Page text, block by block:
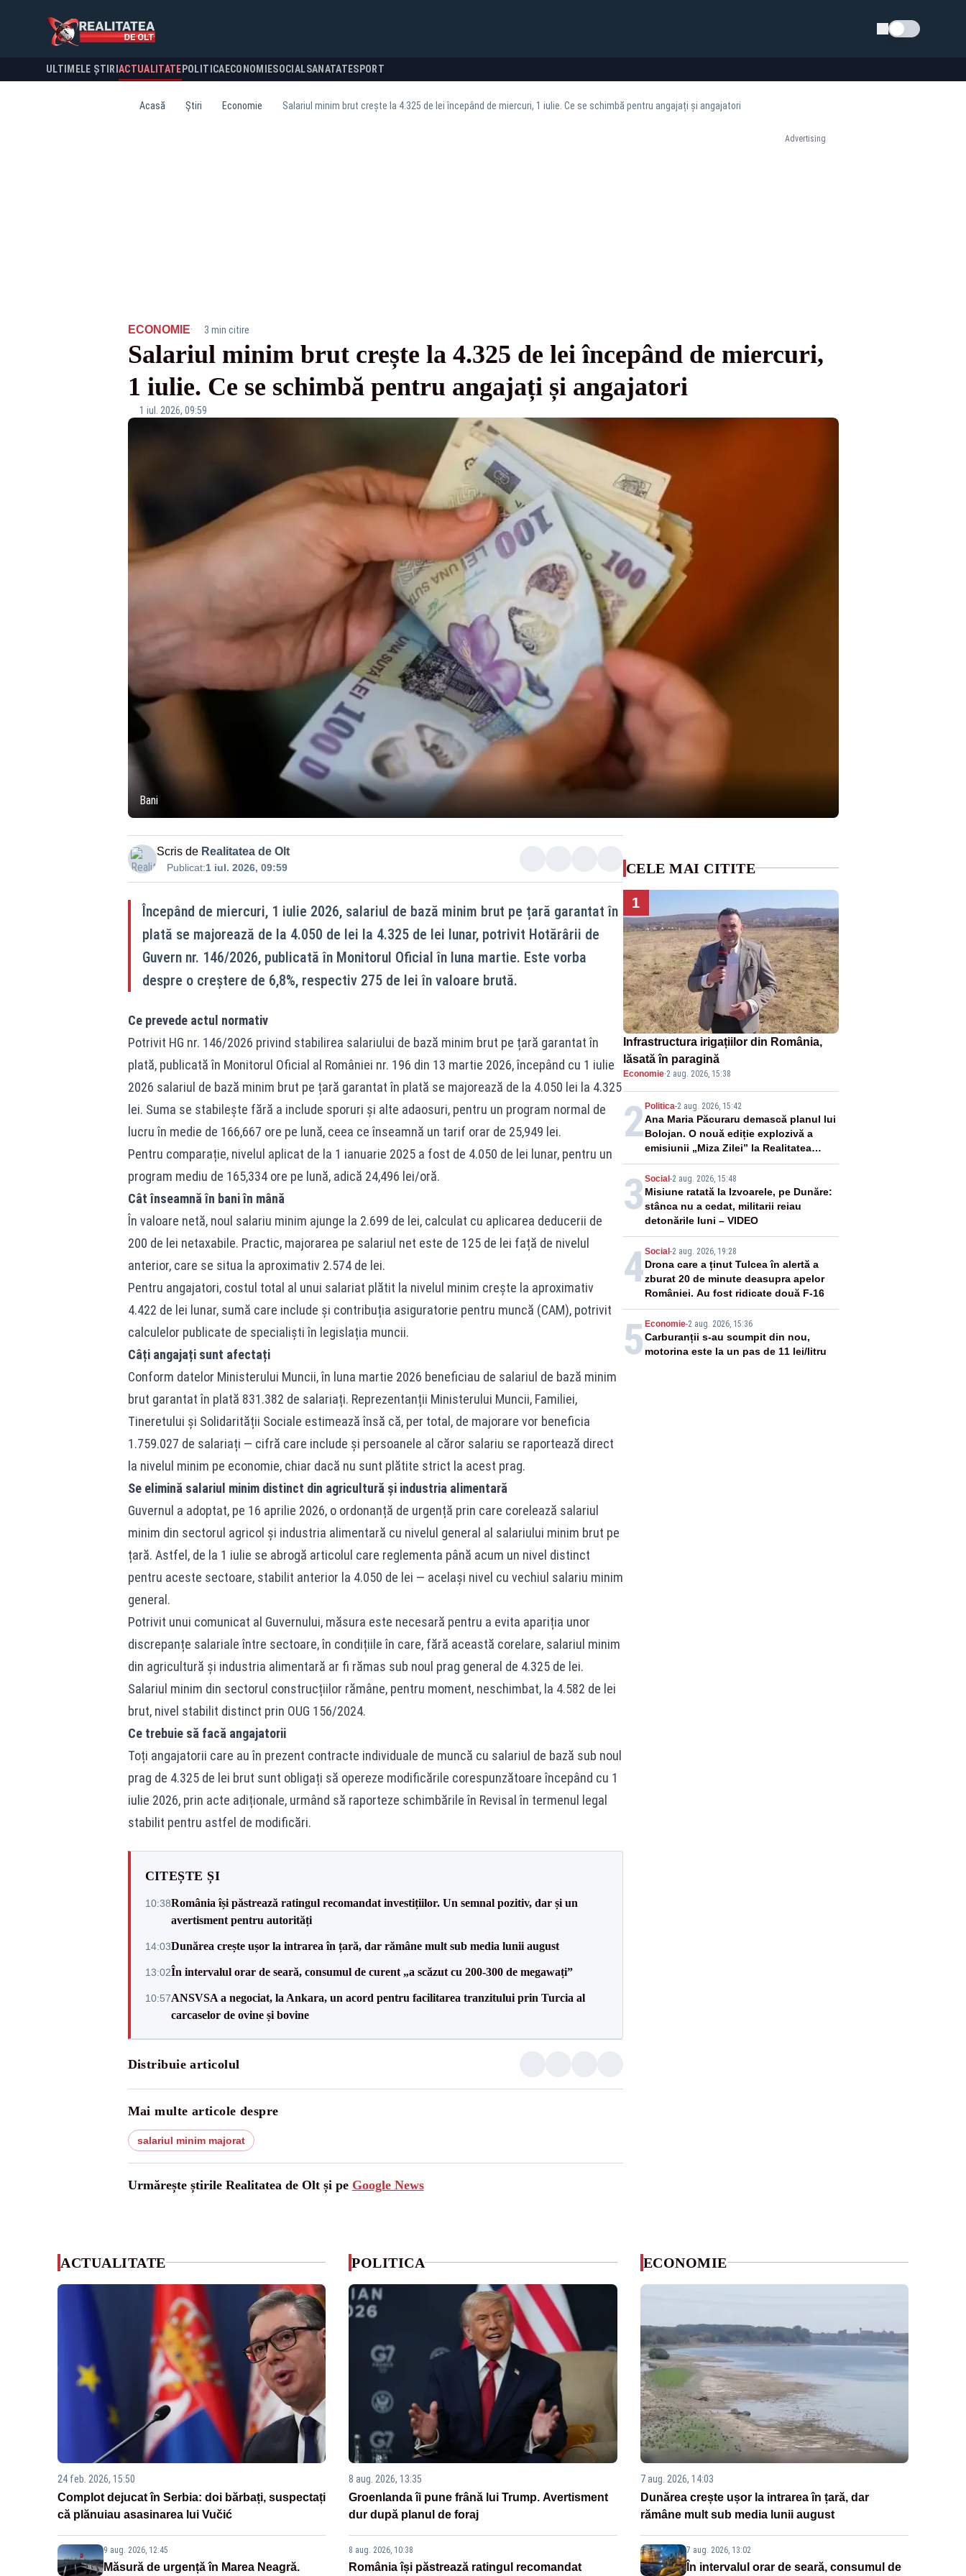
Schimba tema
ULTIMELE ȘTIRI ACTUALITATE POLITICA ECONOMIESOCIALSANATATESPORT
Acasă Știri Economie Salariul minim brut crește la 4.325 de lei începând de miercuri, 1 iulie. Ce se schimbă pentru angajați și angajatori
Advertising
ECONOMIE· 3 min citire
Salariul minim brut crește la 4.325 de lei începând de miercuri,
1 iulie. Ce se schimbă pentru angajați și angajatori
1 iul. 2026, 09:59
Bani
Scris de Realitatea de Olt
Publicat:1 iul. 2026, 09:59
Începând de miercuri, 1 iulie 2026, salariul de bază minim brut pe țară garantat în
plată se majorează de la 4.050 de lei la 4.325 de lei lunar, potrivit Hotărârii de
Guvern nr. 146/2026, publicată în Monitorul Oficial în luna martie. Este vorba
despre o creștere de 6,8%, respectiv 275 de lei în valoare brută.
Ce prevede actul normativ
Potrivit HG nr. 146/2026 privind stabilirea salariului de bază minim brut pe țară garantat în
plată, publicată în Monitorul Oficial al României nr. 196 din 13 martie 2026, începând cu 1 iulie
2026 salariul de bază minim brut pe țară garantat în plată se majorează de la 4.050 lei la 4.325
lei. Suma se stabilește fără a include sporuri și alte adaosuri, pentru un program normal de
lucru în medie de 166,667 ore pe lună, ceea ce înseamnă un tarif orar de 25,949 lei.
Pentru comparație, nivelul aplicat de la 1 ianuarie 2025 a fost de 4.050 de lei lunar, pentru un
program mediu de 165,334 ore pe lună, adică 24,496 lei/oră.
Cât înseamnă în bani în mână
În valoare netă, noul salariu minim ajunge la 2.699 de lei, calculat cu aplicarea deducerii de
200 de lei netaxabile. Practic, majorarea pe salariul net este de 125 de lei față de nivelul
anterior, care se situa la aproximativ 2.574 de lei.
Pentru angajatori, costul total al unui salariat plătit la nivelul minim crește la aproximativ
4.422 de lei lunar, sumă care include și contribuția asiguratorie pentru muncă (CAM), potrivit
calculelor publicate de specialiști în legislația muncii.
Câți angajați sunt afectați
Conform datelor Ministerului Muncii, în luna martie 2026 beneficiau de salariul de bază minim
brut garantat în plată 831.382 de salariați. Reprezentanții Ministerului Muncii, Familiei,
Tineretului și Solidarității Sociale estimează însă că, per total, de majorare vor beneficia
1.759.027 de salariați — cifră care include și persoanele al căror salariu se raportează direct
la nivelul minim pe economie, chiar dacă nu sunt plătite strict la acest prag.
Se elimină salariul minim distinct din agricultură și industria alimentară
Guvernul a adoptat, pe 16 aprilie 2026, o ordonanță de urgență prin care corelează salariul
minim din sectorul agricol și industria alimentară cu nivelul general al salariului minim brut pe
țară. Astfel, de la 1 iulie se abrogă articolul care reglementa până acum un nivel distinct
pentru aceste sectoare, stabilit anterior la 4.050 de lei — același nivel cu vechiul salariu minim
general.
Potrivit unui comunicat al Guvernului, măsura este necesară pentru a evita apariția unor
discrepanțe salariale între sectoare, în condițiile în care, fără această corelare, salariul minim
din agricultură și industria alimentară ar fi rămas sub noul prag general de 4.325 de lei.
Salariul minim din sectorul construcțiilor rămâne, pentru moment, neschimbat, la 4.582 de lei
brut, nivel stabilit distinct prin OUG 156/2024.
Ce trebuie să facă angajatorii
Toți angajatorii care au în prezent contracte individuale de muncă cu salariul de bază sub noul
prag de 4.325 de lei brut sunt obligați să opereze modificările corespunzătoare începând cu 1
iulie 2026, prin acte adiționale, urmând să raporteze schimbările în Revisal în termenul legal
stabilit pentru astfel de modificări.
CITEȘTE ȘI
10:38România își păstrează ratingul recomandat investițiilor. Un semnal pozitiv, dar și un
avertisment pentru autorități
14:03Dunărea crește ușor la intrarea în țară, dar rămâne mult sub media lunii august
13:02În intervalul orar de seară, consumul de curent „a scăzut cu 200-300 de megawați”
10:57ANSVSA a negociat, la Ankara, un acord pentru facilitarea tranzitului prin Turcia al
carcaselor de ovine și bovine
Distribuie articolul
Mai multe articole despre
salariul minim majorat
Urmărește știrile Realitatea de Olt și pe Google News
CELE MAI CITITE
1
Infrastructura irigațiilor din România,
lăsată în paragină
Economie·2 aug. 2026, 15:38
2Politica-2 aug. 2026, 15:42
Ana Maria Păcuraru demască planul lui
Bolojan. O nouă ediție explozivă a
emisiunii „Miza Zilei” la Realitatea
PLUS
3 Social-2 aug. 2026, 15:48
Misiune ratată la Izvoarele, pe Dunăre:
stânca nu a cedat, militarii reiau
detonările luni – VIDEO
4Social-2 aug. 2026, 19:28
Drona care a ținut Tulcea în alertă a
zburat 20 de minute deasupra apelor
României. Au fost ridicate două F-16
5 Economie-2 aug. 2026, 15:36
Carburanții s-au scumpit din nou,
motorina este la un pas de 11 lei/litru
ACTUALITATE
24 feb. 2026, 15:50
Complot dejucat în Serbia: doi bărbați, suspectați
că plănuiau asasinarea lui Vučić
9 aug. 2026, 12:45
Măsură de urgență în Marea Neagră.
POLITICA
8 aug. 2026, 13:35
Groenlanda îi pune frână lui Trump. Avertisment
dur după planul de foraj
8 aug. 2026, 10:38
România își păstrează ratingul recomandat
ECONOMIE
7 aug. 2026, 14:03
Dunărea crește ușor la intrarea în țară, dar
rămâne mult sub media lunii august
7 aug. 2026, 13:02
În intervalul orar de seară, consumul de